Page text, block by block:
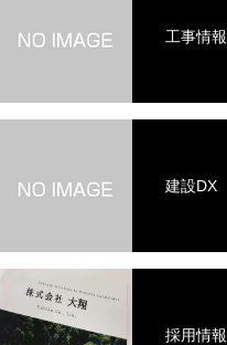
工事情報
建設DX
採用情報